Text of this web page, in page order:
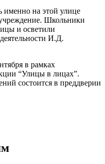
именно на этой улице
Школьники
и осветили
И.Д.
в рамках
“Улицы в лицах”.
состоится в преддверии